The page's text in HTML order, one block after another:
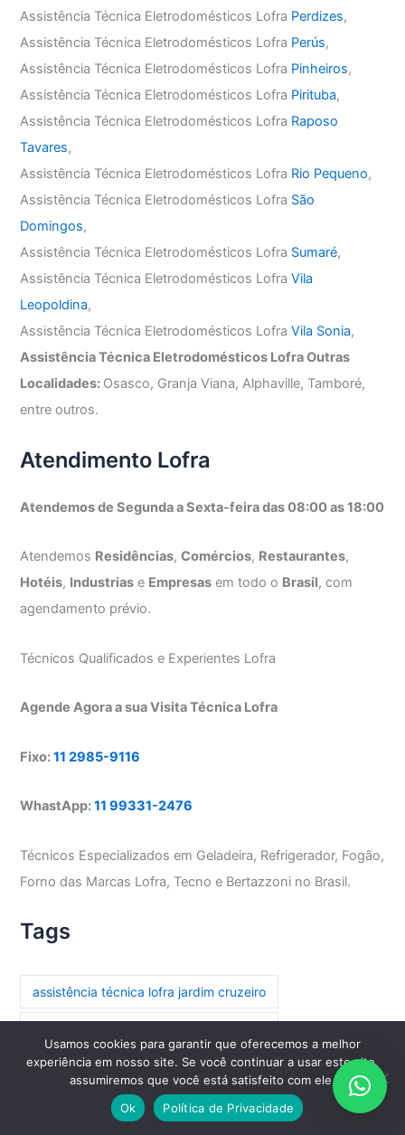
Assistência Técnica Eletrodomésticos Lofra Perdizes,
Assistência Técnica Eletrodomésticos Lofra Perús,
Assistência Técnica Eletrodomésticos Lofra Pinheiros,
Assistência Técnica Eletrodomésticos Lofra Pirituba,
Assistência Técnica Eletrodomésticos Lofra Raposo
Tavares,
Assistência Técnica Eletrodomésticos Lofra Rio Pequeno,
Assistência Técnica Eletrodomésticos Lofra São
Domingos,
Assistência Técnica Eletrodomésticos Lofra Sumaré,
Assistência Técnica Eletrodomésticos LofraVila
Leopoldina,
Assistência Técnica Eletrodomésticos LofraVila Sonia,
Assistência Técnica Eletrodomésticos Lofra Outras
Localidades: Osasco, Granja Viana, Alphaville, Tamboré,
entre outros.
Atendimento Lofra
Atendemos de Segunda a Sexta-feira das 08:00 as 18:00
Atendemos Residências,Comércios, Restaurantes,
Hotéis, Industrias e Empresas em todo o Brasil, com
agendamento prévio.
Técnicos Qualificados e Experientes Lofra
Agende Agora a sua Visita Técnica Lofra
Fixo:11 2985-9116
WhastApp:11 99331-2476
Técnicos Especializados em Geladeira, Refrigerador, Fogão,
Forno das Marcas Lofra, Tecno e Bertazzoni no Brasil.
Tags
assistência técnica lofra jardim cruzeiro
assistência técnica lofra paraíso
assistência técnica lofra paraíso do morumbi
Usamos cookies para garantir que oferecemos a melhor
experiência em nosso site. Se você continuar a usar este site,
assumiremos que você está satisfeito com ele.
Ok
Política de Privacidade